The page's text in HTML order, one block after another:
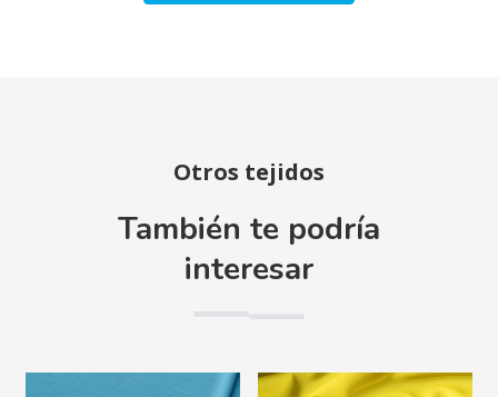
Otros tejidos
También te podría
interesar